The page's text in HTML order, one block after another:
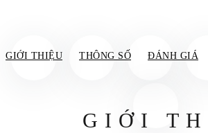
GIỚI THIỆU THÔNG SỐ ĐÁNH GIÁ
GIỚI